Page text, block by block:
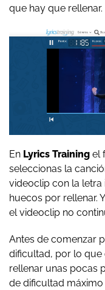
que hay que rellenar.
En Lyrics Training el
seleccionas la
videoclip con la
huecos por rellenar.
el videoclip no
Antes de comenzar
dificultad, por lo que
rellenar unas pocas
de dificultad